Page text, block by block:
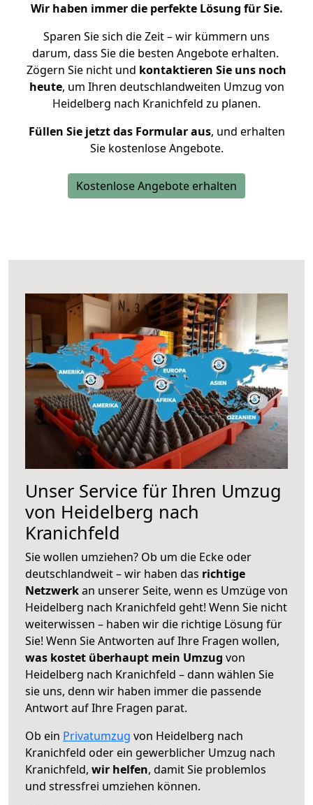
Wir haben immer die perfekte Lösung für Sie.
Sparen Sie sich die Zeit – wir kümmern uns
darum, dass Sie die besten Angebote erhalten.
Zögern Sie nicht und kontaktieren Sie uns noch
heute, um Ihren deutschlandweiten Umzug von
Heidelberg nach Kranichfeld zu planen.
Füllen Sie jetzt das Formular aus, und erhalten
Sie kostenlose Angebote.
Kostenlose Angebote erhalten
Unser Service für Ihren Umzug
von Heidelberg nach
Kranichfeld
Sie wollen umziehen? Ob um die Ecke oder
deutschlandweit – wir haben das richtige
Netzwerkan unserer Seite, wenn es Umzüge von
Heidelberg nach Kranichfeld geht! Wenn Sie nicht
weiterwissen – haben wir die richtige Lösung für
Sie! Wenn Sie Antworten auf Ihre Fragen wollen,
was kostet überhaupt mein Umzug von
Heidelberg nach Kranichfeld – dann wählen Sie
sie uns, denn wir haben immer die passende
Antwort auf Ihre Fragen parat.
Ob ein Privatumzug von Heidelberg nach
Kranichfeld oder ein gewerblicher Umzug nach
Kranichfeld, wir helfen, damit Sie problemlos
und stressfrei umziehen können.